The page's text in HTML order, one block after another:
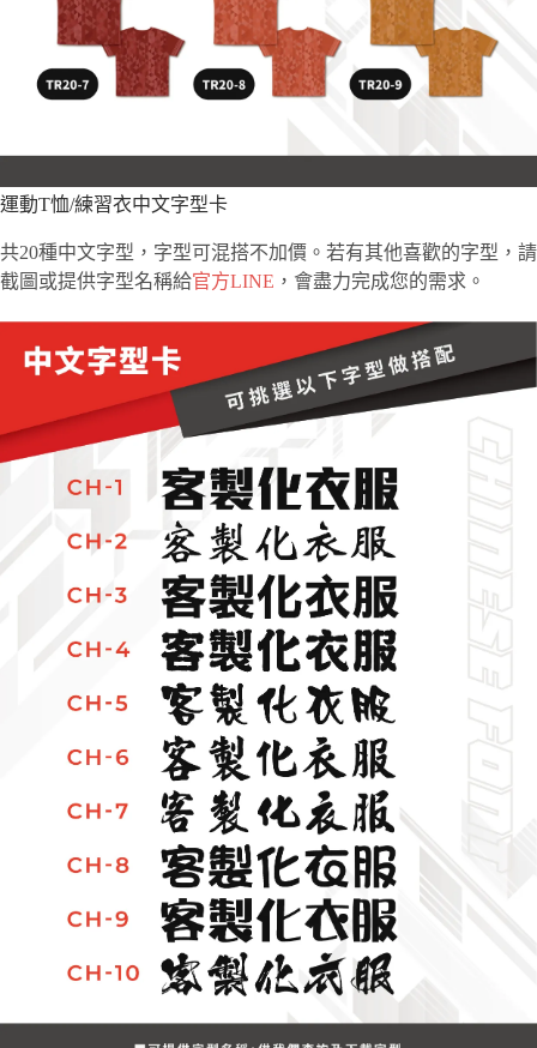
運動T恤/練習衣中文字型卡
共20種中文字型，字型可混搭不加價。若有其他喜歡的字型，請
截圖或提供字型名稱給官方LINE ，會盡力完成您的需求。